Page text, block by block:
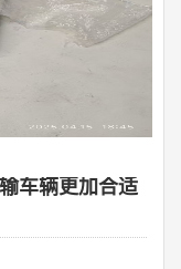
车辆更加合适